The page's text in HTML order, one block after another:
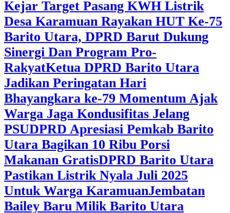
Kejar Target Pasang KWH Listrik
Desa Karamuan Rayakan HUT Ke-75
Barito Utara, DPRD Barut Dukung
Sinergi Dan Program Pro-
RakyatKetua DPRD Barito Utara
Jadikan Peringatan Hari
Bhayangkara ke-79 Momentum Ajak
Warga Jaga Kondusifitas Jelang
PSUDPRD Apresiasi Pemkab Barito
Utara Bagikan 10 Ribu Porsi
Makanan GratisDPRD Barito Utara
Pastikan Listrik Nyala Juli 2025
Untuk Warga KaramuanJembatan
Bailey Baru Milik Barito Utara